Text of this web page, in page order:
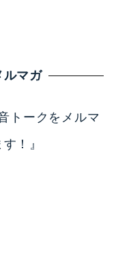
ルマガ
トークをメルマ
！』